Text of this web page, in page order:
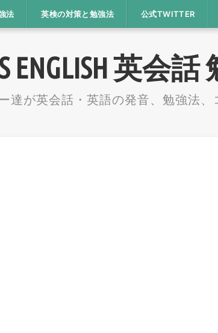
法 英検の対策と勉強法 公式TWITTER
ENGLISH 英会
達が英会話・英語の発音、勉強法、